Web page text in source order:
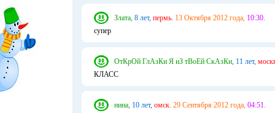
Злата, 8 лет, пермь. 13 Октября 2012 года, 10:30.
супер
ОтКрОй ГлАзКи Я иЗ тВоЕй СкАзКи, 11 лет,
КЛАСС
нина, 10 лет, омск. 29 Сентября 2012 года, 04:51.